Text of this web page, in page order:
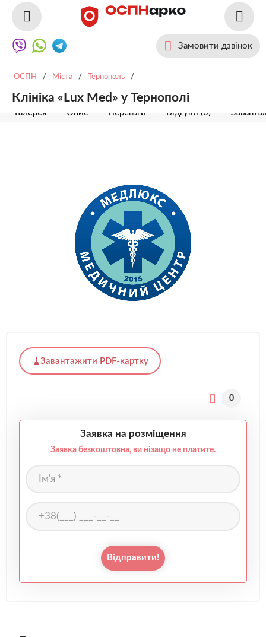
Замовити дзвінок
ОСПН / Міста / Тернополь /
Клініка «Lux Med» у Тернополі
Галерея Опис Переваги Відгуки (0)
Завантажити PDF-картку
0
Заявка на розміщення
Заявка безкоштовна, ви нізащо не платите.
Відправити!